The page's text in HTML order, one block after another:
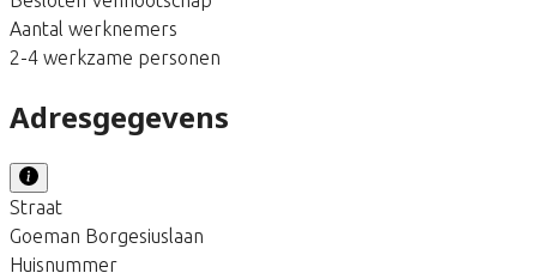
Aantal werknemers
2-4 werkzame personen
Adresgegevens
Straat
Goeman Borgesiuslaan
Huisnummer